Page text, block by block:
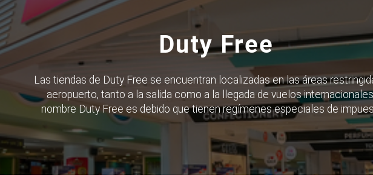
Duty Free
Las tiendas de Duty Free se encuentran localizadas en las áreas
aeropuerto, tanto a la salida como a la llegada de vuelos
nombre Duty Free es debido que tienen regímenes especiales de